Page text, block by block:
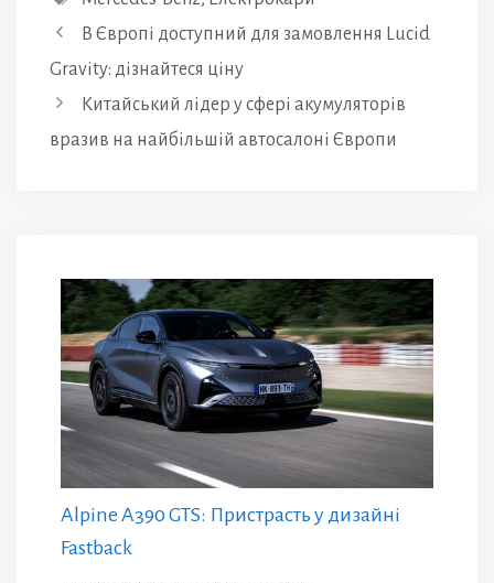
В Європі доступний для замовлення Lucid
Gravity: дізнайтеся ціну
Китайський лідер у сфері акумуляторів
вразив на найбільшій автосалоні Європи
Alpine A390 GTS: Пристрасть у дизайні
Fastback